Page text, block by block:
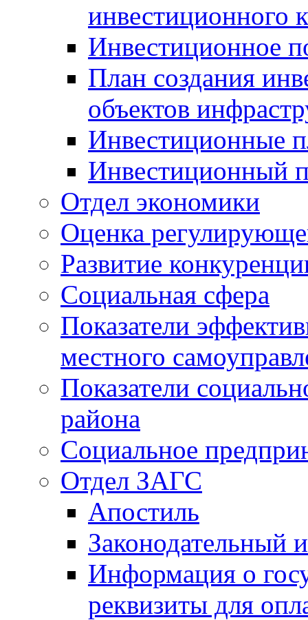
инвестиционного
Инвестиционное
План создания
объектов
Инвестиционные
Инвестиционный
Отдел экономики
Оценка
Развитие
Социальная сфера
Показатели
местного
Показатели
района
Социальное
Отдел ЗАГС
Апостиль
Законодательный
Информация о
реквизиты для